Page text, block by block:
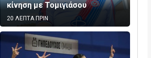
κίνηση με Τομιγιάσου
20 ΛΕΠΤΑ ΠΡΙΝ